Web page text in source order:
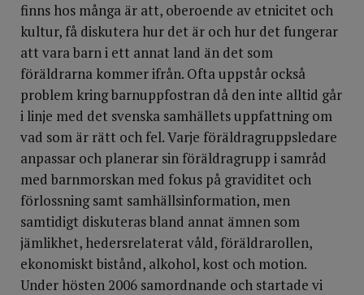
finns hos många är att, oberoende av etnicitet och
kultur, få diskutera hur det är och hur det fungerar
att vara barn i ett annat land än det som
föräldrarna kommer ifrån. Ofta uppstår också
problem kring barnuppfostran då den inte alltid går
i linje med det svenska samhällets uppfattning om
vad som är rätt och fel. Varje föräldragruppsledare
anpassar och planerar sin föräldragrupp i samråd
med barnmorskan med fokus på graviditet och
förlossning samt samhällsinformation, men
samtidigt diskuteras bland annat ämnen som
jämlikhet, hedersrelaterat våld, föräldrarollen,
ekonomiskt bistånd, alkohol, kost och motion.
Under hösten 2006 samordnande och startade vi